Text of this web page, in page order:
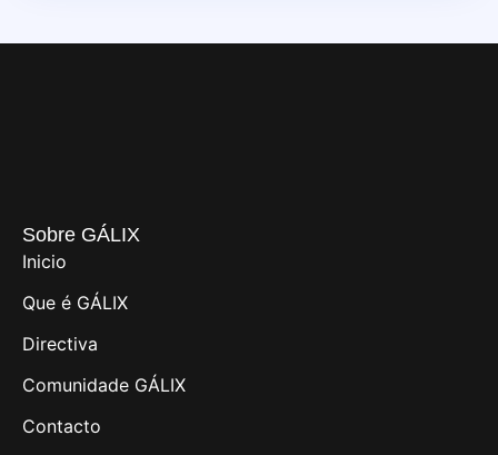
Sobre GÁLIX
Inicio
Que é GÁLIX
Directiva
Comunidade GÁLIX
Contacto